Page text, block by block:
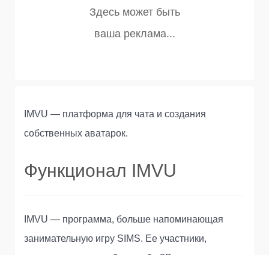
IMVU — платформа для чата и создания
собственных аватарок.
Функционал IMVU
IMVU — программа, больше напоминающая
занимательную игру SIMS. Ее участники,